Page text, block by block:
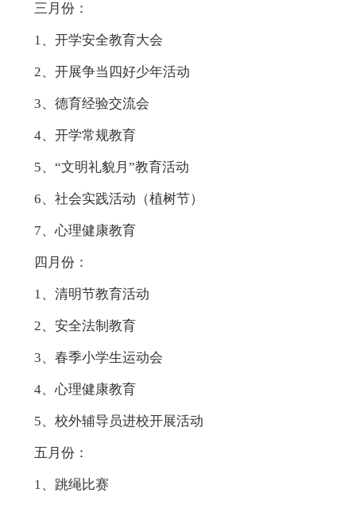
三月份：
1、开学安全教育大会
2、开展争当四好少年活动
3、德育经验交流会
4、开学常规教育
5、“文明礼貌月”教育活动
6、社会实践活动（植树节）
7、心理健康教育
四月份：
1、清明节教育活动
2、安全法制教育
3、春季小学生运动会
4、心理健康教育
5、校外辅导员进校开展活动
五月份：
1、跳绳比赛